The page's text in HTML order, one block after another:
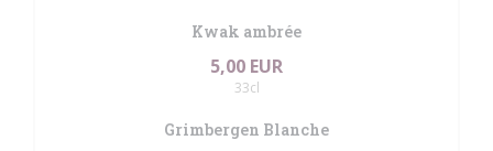
Kwak ambrée
5,00 EUR
33cl
Grimbergen Blanche